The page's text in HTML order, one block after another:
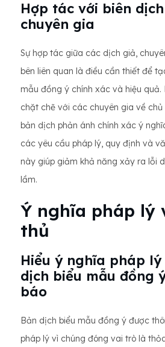
Hợp tác với biên
chuyên gia
Sự hợp tác giữa các dịch giả,
bên liên quan là điều cần thiết để
mẫu đồng ý chính xác và hiệu
chặt chẽ với các chuyên gia về
bản dịch phản ánh chính xác ý
các yêu cầu pháp lý, quy định và
này giúp giảm khả năng xảy ra lỗi
lầm.
Ý nghĩa pháp lý
thủ
Hiểu ý nghĩa pháp
dịch biểu mẫu đồng
báo
Bản dịch biểu mẫu đồng ý được
pháp lý vì chúng đóng vai trò là